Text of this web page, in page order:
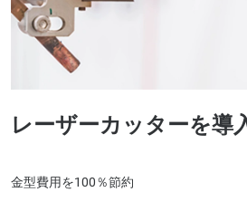
レーザーカッターを導
金型費用を100％節約